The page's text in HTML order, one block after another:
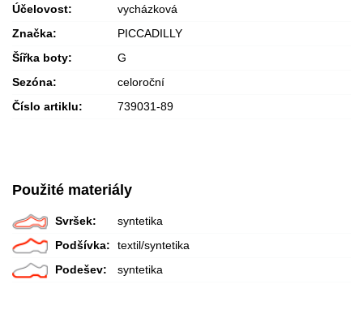
Účelovost:
vycházková
Značka:
PICCADILLY
Šířka boty:
G
Sezóna:
celoroční
Číslo artiklu:
739031-89
Použité materiály
Svršek:
syntetika
Podšívka:
textil/syntetika
Podešev:
syntetika